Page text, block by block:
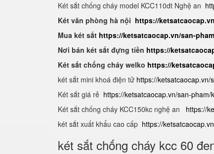
Két sắt chống cháy model KCC110dt Nghệ an
Két văn phòng hà nội https://
Mua két sắt https://ketsatcaocap.vn/san-
Nơi bán két sắt đựng tiền https://
Két sắt chống cháy welko https://
két sắt mini khoá điện tử https://
Két sắt giá rẻ https://ketsatcaocap.vn/san-pham/
Két sắt chống cháy KCC150kc nghệ an https://
két sắt xuất khẩu cao cấp https://
két sắt chống cháy kcc 60